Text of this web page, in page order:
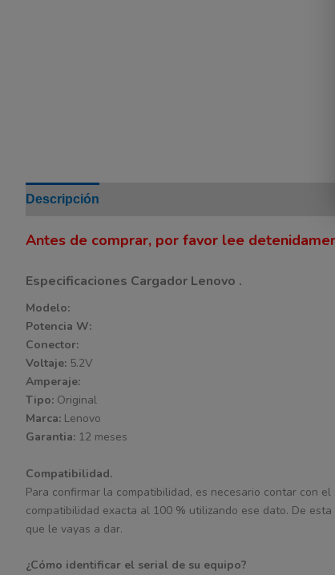
Descripción
Antes de comprar, por favor lee
Especificaciones Cargador Lenovo .
Modelo:
Potencia W:
Conector:
Voltaje: 5.2V
Amperaje:
Tipo: Original
Marca: Lenovo
Garantia: 12 meses
Compatibilidad.
Para confirmar la compatibilidad, es necesario contar con
compatibilidad exacta al 100 % utilizando ese dato. De
que le vayas a dar.
¿Cómo identificar el serial de su equipo?